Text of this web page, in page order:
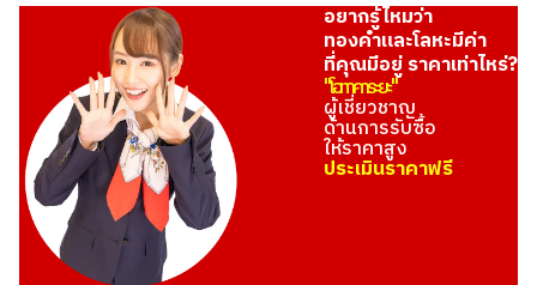
อยากรู้ไหมว่า
ทองคำและโลหะมีค่า
ที่คุณมีอยู่ ราคาเท่าไหร่?
"โอทาคาระยะ"
ผู้เชี่ยวชาญ
ด้านการรับซื้อ
ให้ราคาสูง
ประเมินราคาฟรี